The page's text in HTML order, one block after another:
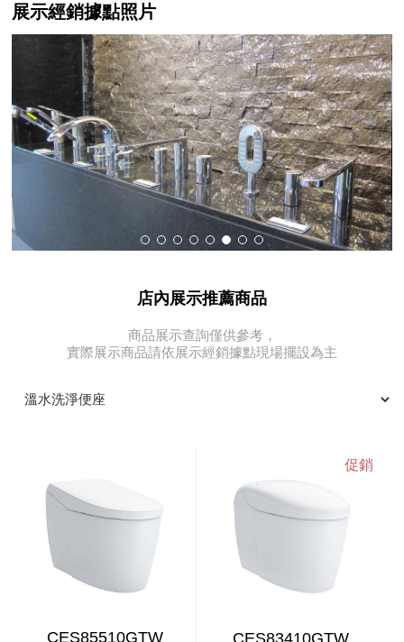
展示經銷據點照片
店內展示推薦商品
商品展示查詢僅供參考，
實際展示商品請依展示經銷據點現場擺設為主
CES85510GTW CES83410GTW